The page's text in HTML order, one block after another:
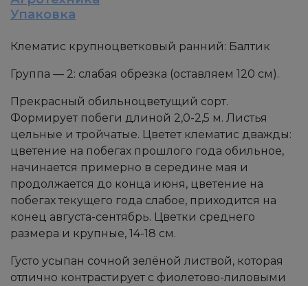
Упаковка
Клематис крупноцветковый ранний: Балтик
Группа — 2: слабая обрезка (оставляем 120 см).
Прекрасный обильноцветущий сорт.
Формирует побеги длиной 2,0-2,5 м. Листья
цельные и тройчатые. Цветет клематис дважды:
цветение на побегах прошлого года обильное,
начинается примерно в середине мая и
продолжается до конца июня, цветение на
побегах текущего года слабое, приходится на
конец августа-сентябрь. Цветки среднего
размера и крупные, 14-18 см.
Густо усыпан сочной зелёной листвой, которая
отлично контрастирует с фиолетово-лиловыми